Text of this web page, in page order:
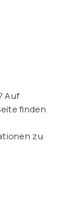
Auf
finden
zu